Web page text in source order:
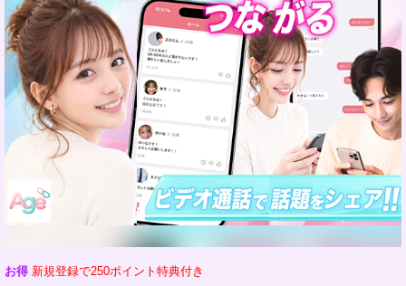
お得 新規登録で250ポイント特典付き